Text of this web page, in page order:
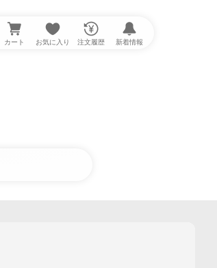
カート お気に入り 注文履歴 新着情報